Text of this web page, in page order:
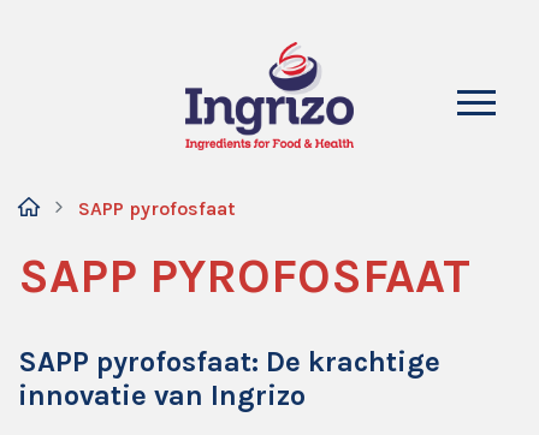
SAPP pyrofosfaat
SAPP PYROFOSFAAT
SAPP pyrofosfaat: De krachtige
innovatie van Ingrizo